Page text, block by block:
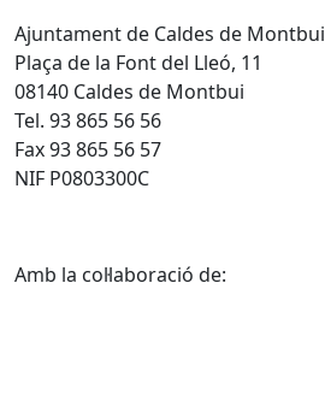
Ajuntament de Caldes de Montbui
Plaça de la Font del Lleó, 11
08140 Caldes de Montbui
Tel. 93 865 56 56
Fax 93 865 56 57
NIF P0803300C
Amb la col·laboració de: